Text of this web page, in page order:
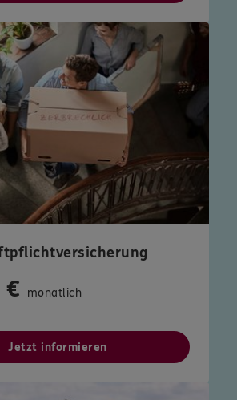
€ monatlich
Jetzt informieren